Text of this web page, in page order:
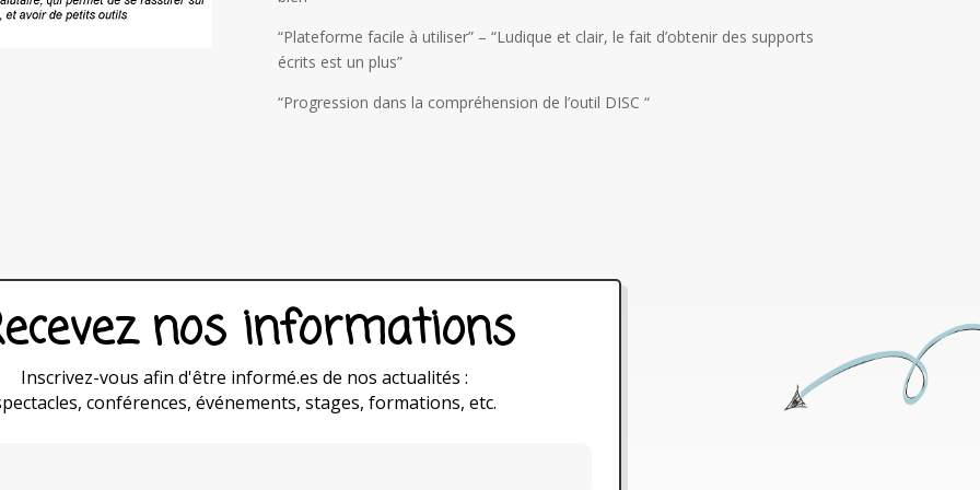
“Plateforme facile à utiliser” – “Ludique et clair, le fait d’obtenir des supports
écrits est un plus”
“Progression dans la compréhension de l’outil DISC “
nos informations
Inscrivez-vous afin d'être informé.es de nos actualités :
conférences, événements, stages, formations, etc.